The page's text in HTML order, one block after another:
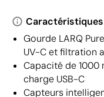
Gourde LARQ
UV-C et filtration
Capacité de 1000
charge USB-C
Capteurs